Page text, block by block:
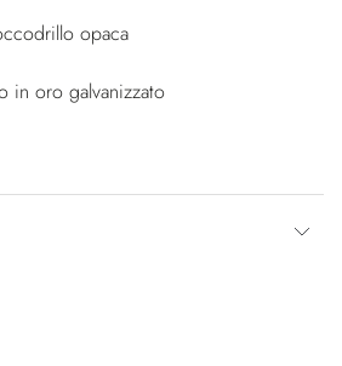
opaca
in oro galvanizzato